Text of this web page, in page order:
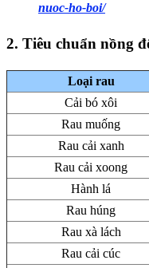
nuoc-ho-boi/
2. Tiêu chuẩn nồng
Loại rau
Cải bó xôi
Rau muống
Rau cải xanh
Rau cải xoong
Hành lá
Rau húng
Rau xà lách
Rau cải cúc